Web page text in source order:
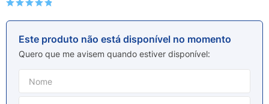
Este produto não está disponível no momento
Quero que me avisem quando estiver disponível
9 º
lenço umedecido
10º fralda